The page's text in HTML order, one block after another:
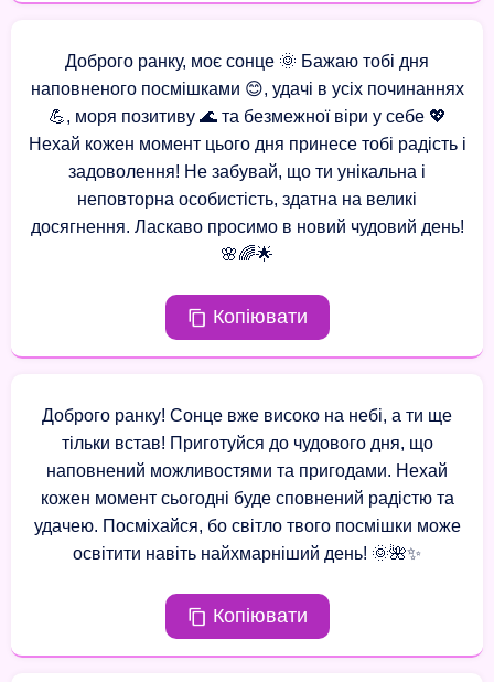
Доброго ранку, моє сонце 🌞 Бажаю тобі дня
наповненого посмішками 😊, удачі в усіх починаннях
💪, моря позитиву 🌊 та безмежної віри у себе 💖
Нехай кожен момент цього дня принесе тобі радість і
задоволення! Не забувай, що ти унікальна і
неповторна особистість, здатна на великі
досягнення. Ласкаво просимо в новий чудовий день!
🌸🌈🌟
Копіювати
Доброго ранку! Сонце вже високо на небі, а ти ще
тільки встав! Приготуйся до чудового дня, що
наповнений можливостями та пригодами. Нехай
кожен момент сьогодні буде сповнений радістю та
удачею. Посміхайся, бо світло твого посмішки може
освітити навіть найхмарніший день! 🌞🌺✨
Копіювати